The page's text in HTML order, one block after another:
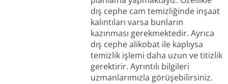
dış cephe cam temizliğinde inşaat
kalıntıları varsa bunların
kazınması gerekmektedir. Ayrıca
dış cephe alikobat ile kaplıysa
temizlik işlemi daha uzun ve titizlik
gerektirir. Ayrıntılı bilgileri
uzmanlarımızla görüşebilirsiniz.